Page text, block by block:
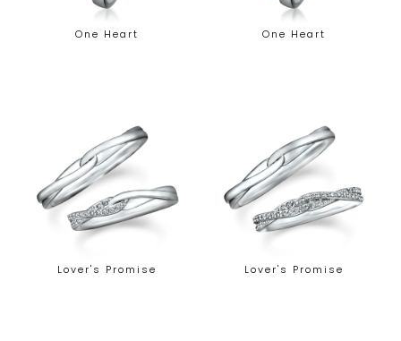
One Heart One Heart
Lover's Promise Lover's Promise